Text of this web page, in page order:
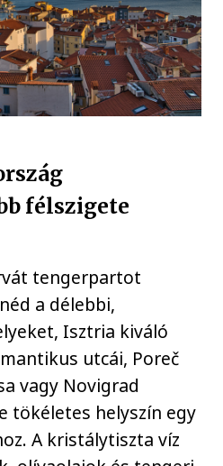
félszigete
tengerpartot
a délebbi,
Isztria kiváló
utcái, Poreč
vagy Novigrad
tökéletes helyszín egy
A kristálytiszta víz